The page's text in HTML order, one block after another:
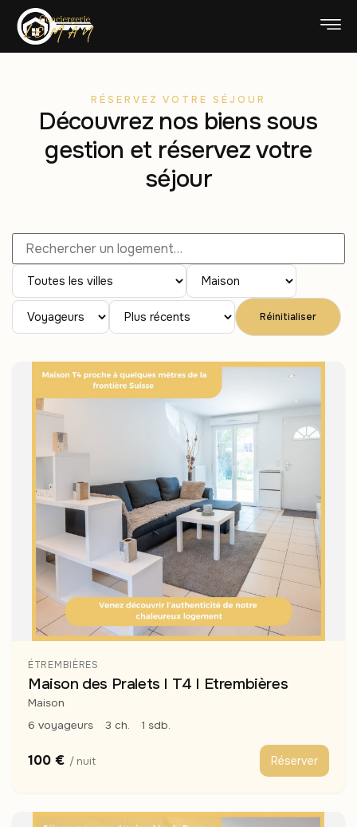
RÉSERVEZ VOTRE SÉJOUR
Découvrez nos biens sous
gestion et réservez votre
séjour
Réinitialiser
ÉTREMBIÈRES
Maison des Pralets I T4 I Etrembières
Maison
6 voyageurs
3 ch. 1 sdb.
100 € / nuit Réserver